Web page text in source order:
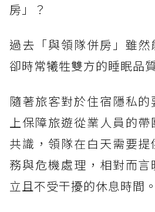
房」？
過去「與領隊併房」雖然
卻時常犧牲雙方的睡眠品
隨著旅客對於住宿隱私
上保障旅遊從業人員的
共識，領隊在白天需要
務與危機處理，相對而
立且不受干擾的休息時間。